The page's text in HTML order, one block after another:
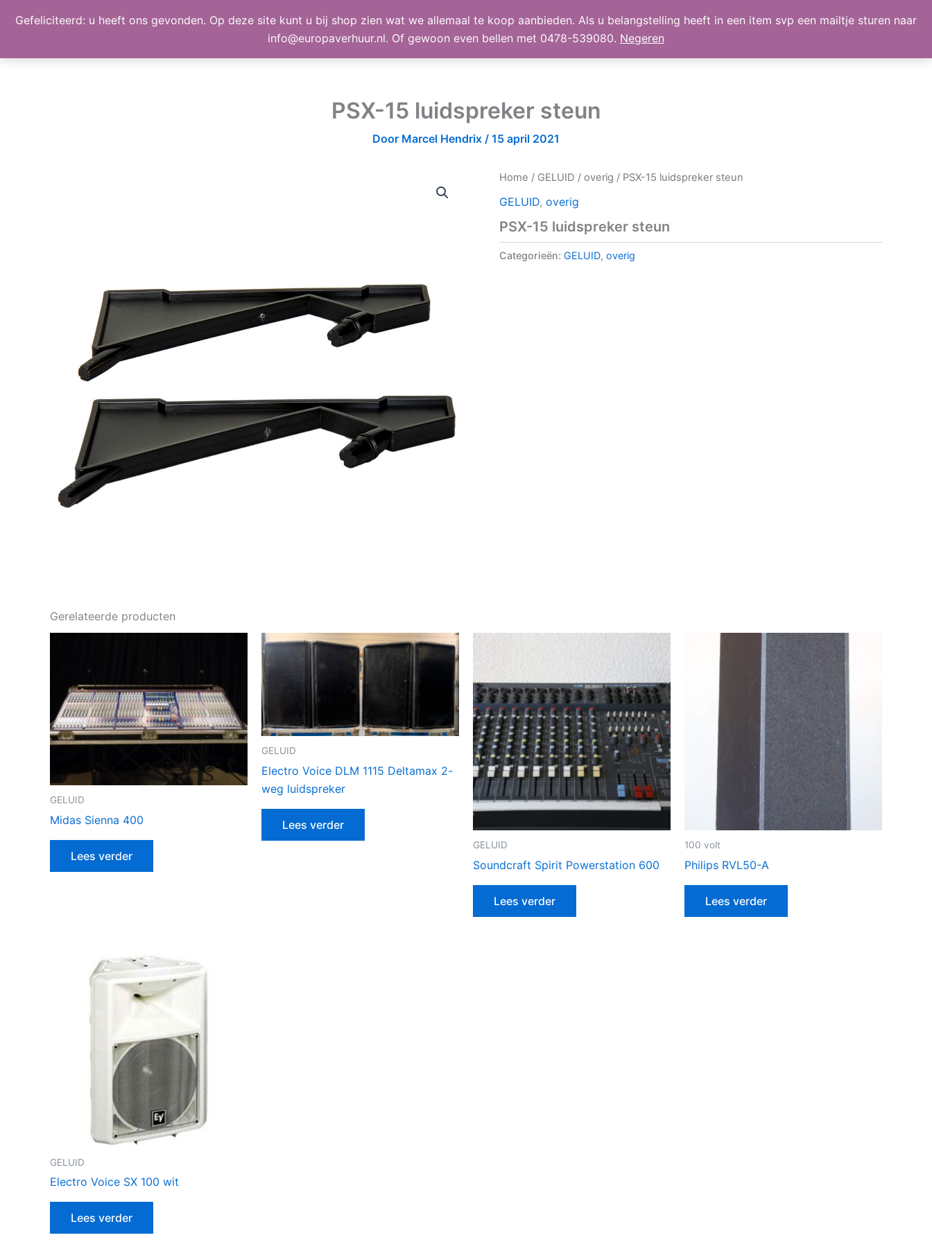
Gefeliciteerd: u heeft ons gevonden. Op deze site kunt u bij shop zien wat we allemaal te koop aanbieden. Als u belangstelling heeft in een item svp een mailtje sturen naar
info@europaverhuur.nl. Of gewoon even bellen met 0478-539080. Negeren
naar
inhoud
BEELD, GELUID, LICHT TE KOOP Shop Winkelmand Mijn Account Nieuws retour
PSX-15 luidspreker steun
Door Marcel Hendrix / 15 april 2021
Home / GELUID / overig / PSX-15 luidspreker steun
GELUID, overig
PSX-15 luidspreker steun
Categorieën: GELUID, overig
Gerelateerde producten
GELUID
Midas Sienna 400
Lees verder
GELUID
Electro Voice DLM 1115 Deltamax 2-
weg luidspreker
Lees verder
GELUID
Soundcraft Spirit Powerstation 600
Lees verder
100 volt
Philips RVL50-A
Lees verder
GELUID
Electro Voice SX 100 wit
Lees verder